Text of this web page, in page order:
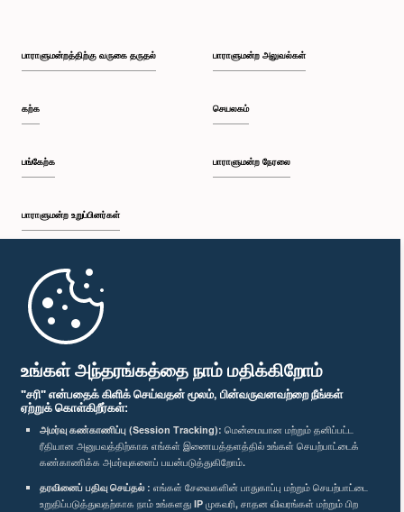
உங்கள் அந்தரங்கத்தை நாம் மதிக்கிறோம்
"சரி" என்பதைக் கிளிக் செய்வதன் மூலம், பின்வருவனவற்றை நீங்கள்
ஏற்றுக் கொள்கிறீர்கள்:
அமர்வு கண்காணிப்பு (Session Tracking): மென்மையான மற்றும் தனிப்பட்ட
ரீதியான அனுபவத்திற்காக எங்கள் இணையத்தளத்தில் உங்கள் செயற்பாட்டைக்
கண்காணிக்க அமர்வுகளைப் பயன்படுத்துகிறோம்.
தரவினைப் பதிவு செய்தல் : எங்கள் சேவைகளின் பாதுகாப்பு மற்றும் செயற்பாட்டை
உறுதிப்படுத்துவதற்காக நாம் உங்களது IP முகவரி, சாதன விவரங்கள் மற்றும் பிற
பாராளுமன்றத்திற்கு வருகை தருதல்
கற்க
பங்கேற்க
பாராளுமன்ற உறுப்பினர்கள்
முதற்பக்கம்
பாராளுமன்ற அலுவல்கள்
செயலகம்
பாராளுமன்ற நேரலை
பாராளுமன்ற கையடக்க செயலி
எம்மை பின்தொடர்க :
விருதுகள்